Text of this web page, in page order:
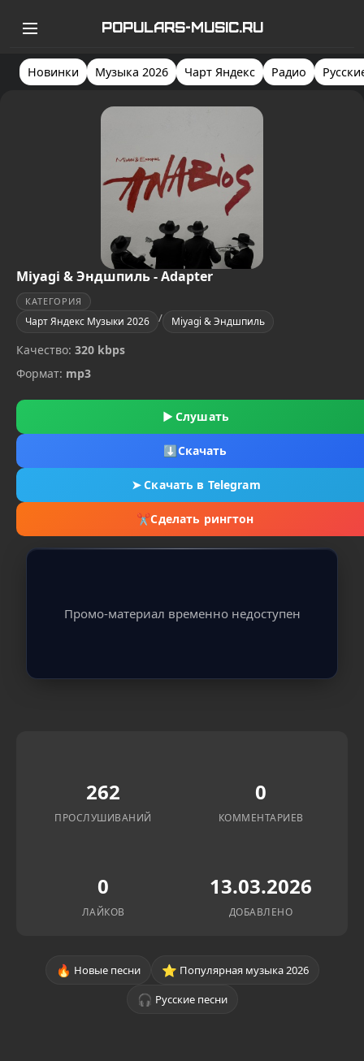
POPULARS-MUSIC.RU
Новинки Музыка 2026 Чарт Яндекс Радио
Miyagi & Эндшпиль - Adapter
КАТЕГОРИЯ
Чарт Яндекс Музыки 2026 / Miyagi & Эндшпиль
Качество: 320 kbps
Формат: mp3
▶ Слушать
⬇Скачать
➤Скачать в Telegram
✂Сделать рингтон
Промо-материал временно недоступен
262
ПРОСЛУШИВАНИЙ
0
КОММЕНТАРИЕВ
0
ЛАЙКОВ
13.03.2026
ДОБАВЛЕНО
🔥 Новые песни ⭐ Популярная музыка 2026
🎧 Русские песни